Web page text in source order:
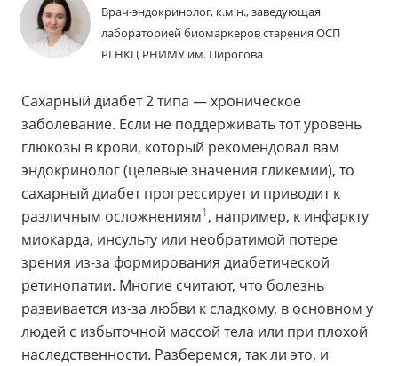
Врач-эндокринолог, к.м.н., заведующая
лабораторией биомаркеров старения ОСП
РГНКЦ РНИМУ им. Пирогова
Сахарный диабет 2 типа — хроническое
заболевание. Если не поддерживать тот уровень
глюкозы в крови, который рекомендовал вам
эндокринолог (целевые значения гликемии), то
сахарный диабет прогрессирует и приводит к
различным осложнениям1, например, к инфаркту
миокарда, инсульту или необратимой потере
зрения из-за формирования диабетической
ретинопатии. Многие считают, что болезнь
развивается из-за любви к сладкому, в основном у
людей с избыточной массой тела или при плохой
наследственности. Разберемся, так ли это, и